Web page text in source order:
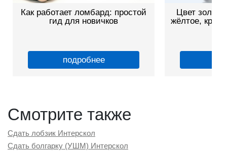
Как работает ломбард: простой
гид для новичков
подробнее
Цвет
жёлтое,
Смотрите также
Сдать лобзик Интерскол
Сдать болгарку (УШМ) Интерскол